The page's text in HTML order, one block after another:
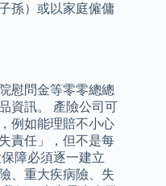
孫）或以家庭僱傭
慰問金等零零總總
資訊。 產險公司可
例如能理賠不小心
責任」，但不是每
障必須逐一建立
、重大疾病險、失